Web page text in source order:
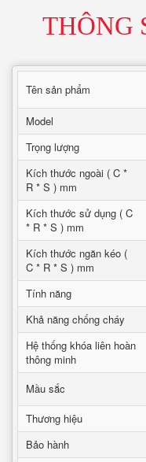
THÔNG
Tên sản phẩm
Model
Trọng lượng
Kích thước ngoài ( C *
R * S ) mm
Kích thước sử dụng ( C
* R * S ) mm
Kích thước ngăn kéo (
C * R * S ) mm
Tính năng
Khả năng chống cháy
Hệ thống khóa liên hoàn
thông minh
Mầu sắc
Thương hiệu
Bảo hành